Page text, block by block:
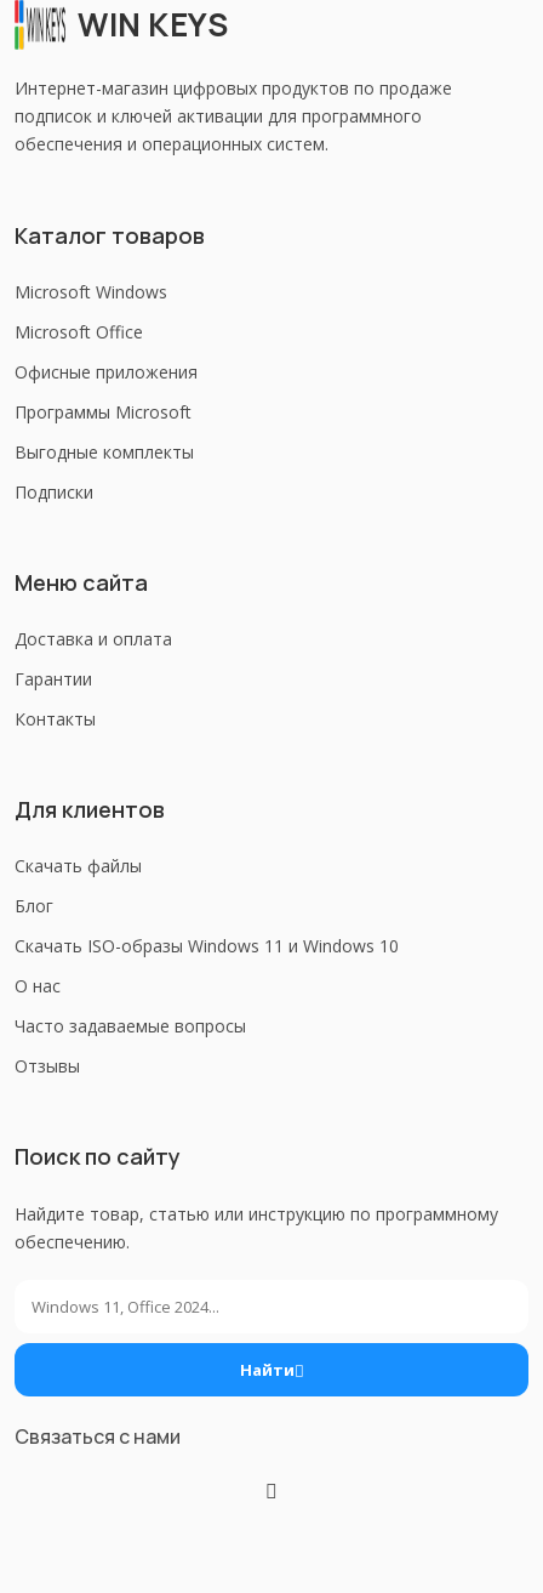
WIN KEYS
Интернет-магазин цифровых продуктов по продаже
подписок и ключей активации для программного
обеспечения и операционных систем.
Каталог товаров
Microsoft Windows
Microsoft Office
Офисные приложения
Программы Microsoft
Выгодные комплекты
Подписки
Меню сайта
Доставка и оплата
Гарантии
Контакты
Для клиентов
Скачать файлы
Блог
Скачать ISO-образы Windows 11 и Windows 10
О нас
Часто задаваемые вопросы
Отзывы
Поиск по сайту
Найдите товар, статью или инструкцию по программному
обеспечению.
Найти
Связаться с нами